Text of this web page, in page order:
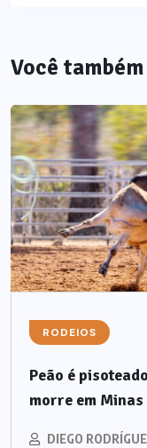
Você
RODEIOS
Peão é
morre em
DIEGO